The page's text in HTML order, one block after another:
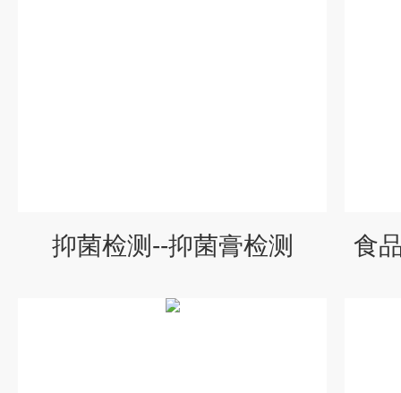
抑菌检测--抑菌膏检测 食